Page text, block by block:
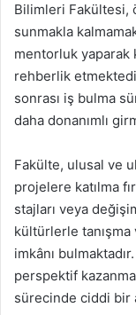
Bilimleri Fakültesi,
sunmakla
mentorluk yaparak
rehberlik
sonrası iş bulma
daha donanımlı
Fakülte, ulusal ve
projelere katılma
stajları veya
kültürlerle tanışma
imkânı
perspektif
sürecinde ciddi bir